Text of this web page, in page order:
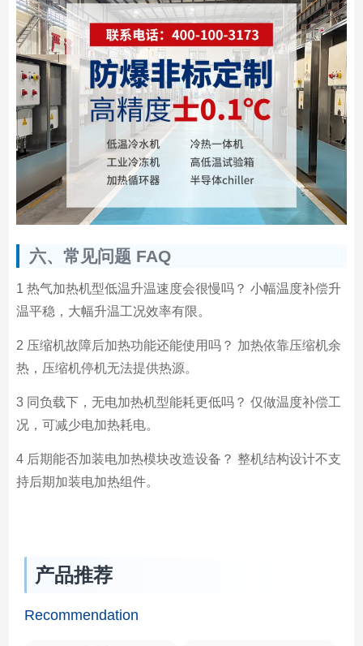
六、常见问题 FAQ
1 热气加热机型低温升温速度会很慢吗？ 小幅温度补偿升
温平稳，大幅升温工况效率有限。
2 压缩机故障后加热功能还能使用吗？ 加热依靠压缩机余
热，压缩机停机无法提供热源。
3 同负载下，无电加热机型能耗更低吗？ 仅做温度补偿工
况，可减少电加热耗电。
4 后期能否加装电加热模块改造设备？ 整机结构设计不支
持后期加装电加热组件。
产品推荐
Recommendation